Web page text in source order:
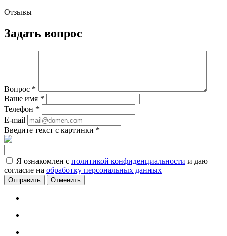
Отзывы
Задать вопрос
Вопрос *
Ваше имя *
Телефон *
E-mail
Введите текст с картинки *
Я ознакомлен с политикой конфиденциальности и даю
согласие на обработку персональных данных
Отменить